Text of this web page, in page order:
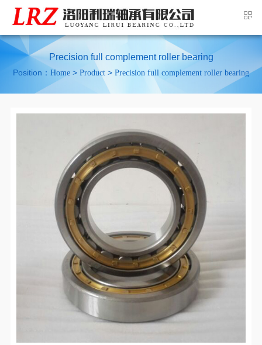
Precision full complement roller bearing
Position： Home > Product > Precision full complement roller bearing